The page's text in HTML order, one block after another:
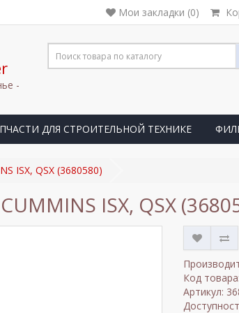
Мои закладки (0)
-
ДЛЯ СТРОИТЕЛЬНОЙ ТЕХНИКЕ
ISX, QSX (3680580)
ISX, QSX
Код
Артикул: